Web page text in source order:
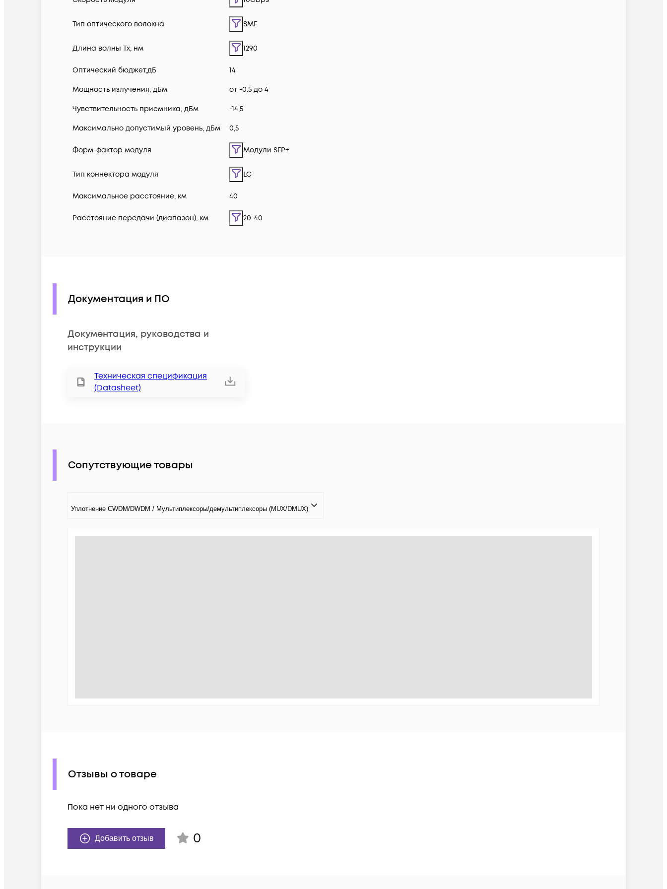
Тип оптического волокна SMF
Длина волны Tx, нм 1290
Оптический бюджет,дБ 14
Мощность излучения, дБм от -0.5 до 4
Чувствительность приемника, дБм -14,5
Максимально допустимый уровень, дБм 0,5
Форм-фактор модуля Модули SFP+
Тип коннектора модуля LC
Максимальное расстояние, км 40
Расстояние передачи (диапазон), км 20-40
Документация и ПО
Документация, руководства и
инструкции
Техническая спецификация
(Datasheet)
Сопутствующие товары
Уплотнение CWDM/DWDM / Мультиплексоры/демультиплексоры (MUX/DMUX)
Отзывы о товаре
Пока нет ни одного отзыва
Добавить отзыв 0